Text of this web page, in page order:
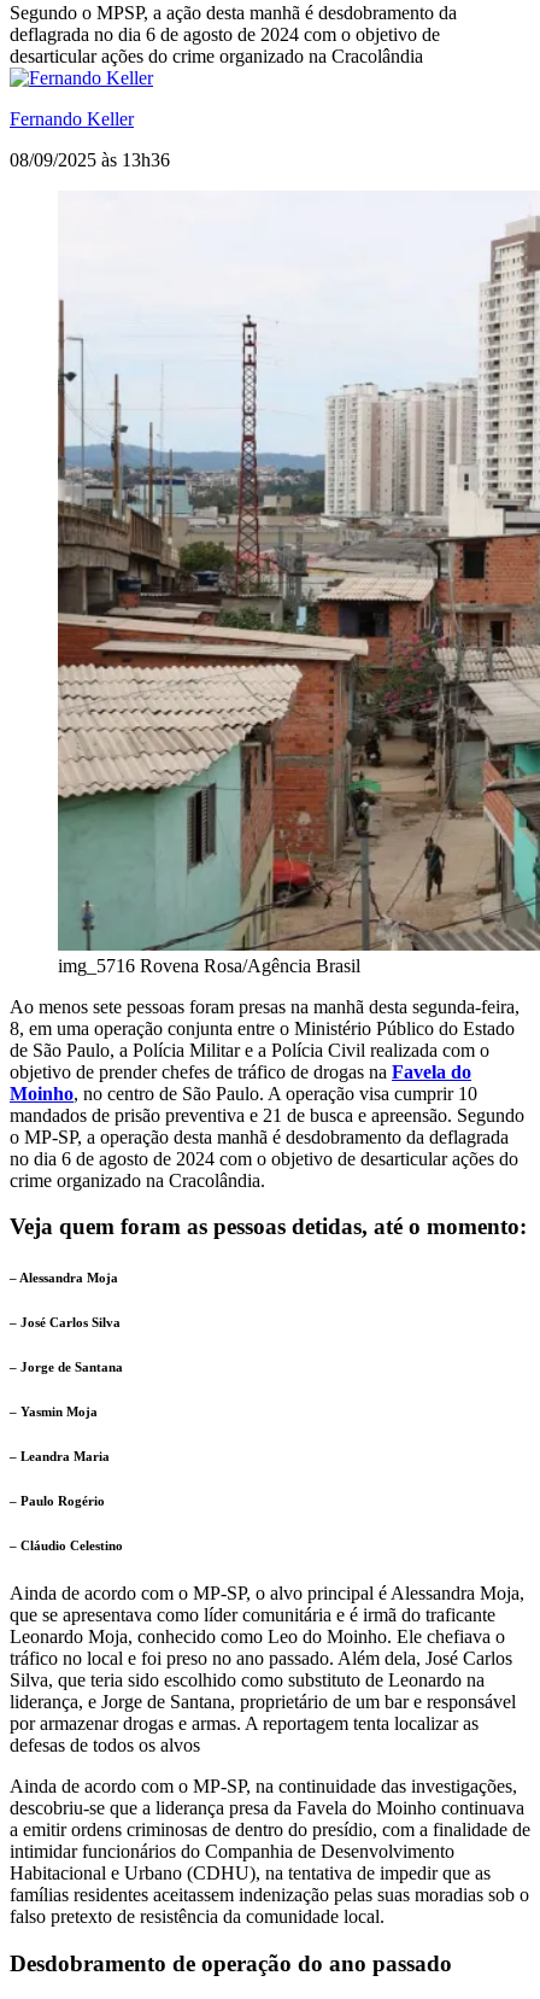
Segundo o MPSP, a ação desta manhã é desdobramento da
deflagrada no dia 6 de agosto de 2024 com o objetivo de
desarticular ações do crime organizado na Cracolândia
Fernando Keller
08/09/2025 às 13h36
img_5716 Rovena Rosa/Agência Brasil
Ao menos sete pessoas foram presas na manhã desta segunda-feira,
8, em uma operação conjunta entre o Ministério Público do Estado
de São Paulo, a Polícia Militar e a Polícia Civil realizada com o
objetivo de prender chefes de tráfico de drogas na Favela do
Moinho, no centro de São Paulo. A operação visa cumprir 10
mandados de prisão preventiva e 21 de busca e apreensão. Segundo
o MP-SP, a operação desta manhã é desdobramento da deflagrada
no dia 6 de agosto de 2024 com o objetivo de desarticular ações do
crime organizado na Cracolândia.
Veja quem foram as pessoas detidas, até o momento:
– Alessandra Moja
– José Carlos Silva
– Jorge de Santana
– Yasmin Moja
– Leandra Maria
– Paulo Rogério
– Cláudio Celestino
Ainda de acordo com o MP-SP, o alvo principal é Alessandra Moja,
que se apresentava como líder comunitária e é irmã do traficante
Leonardo Moja, conhecido como Leo do Moinho. Ele chefiava o
tráfico no local e foi preso no ano passado. Além dela, José Carlos
Silva, que teria sido escolhido como substituto de Leonardo na
liderança, e Jorge de Santana, proprietário de um bar e responsável
por armazenar drogas e armas. A reportagem tenta localizar as
defesas de todos os alvos
Ainda de acordo com o MP-SP, na continuidade das investigações,
descobriu-se que a liderança presa da Favela do Moinho continuava
a emitir ordens criminosas de dentro do presídio, com a finalidade de
intimidar funcionários do Companhia de Desenvolvimento
Habitacional e Urbano (CDHU), na tentativa de impedir que as
famílias residentes aceitassem indenização pelas suas moradias sob o
falso pretexto de resistência da comunidade local.
Desdobramento de operação do ano passado